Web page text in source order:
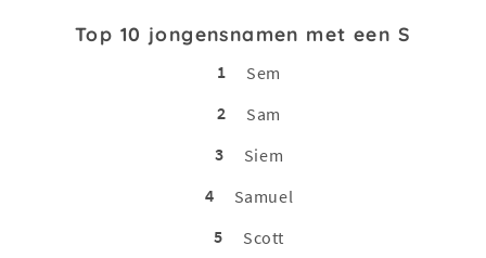
Top 10 jongensnamen met een S
1
Sem
2
Sam
3
Siem
4
Samuel
5
Scott